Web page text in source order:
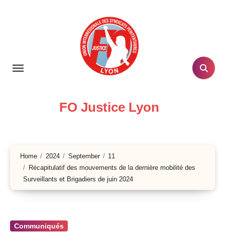
FO Justice Lyon
Home 2024 September
11
Récapitulatif des mouvements de la dernière mobilité des
Surveillants et Brigadiers de juin 2024
Communiqués